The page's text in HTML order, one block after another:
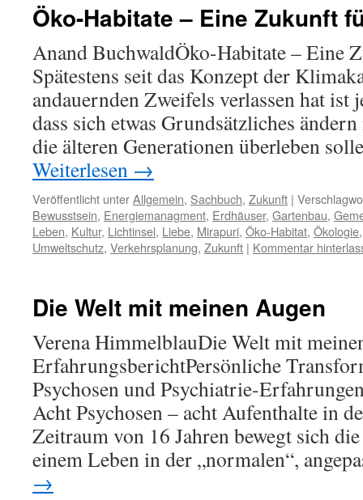
Öko-Habitate – Eine Zukunft
Anand BuchwaldÖko-Habitate – Eine
Spätestens seit das Konzept der
andauernden Zweifels verlassen hat ist
dass sich etwas Grundsätzliches
die älteren Generationen überleben
Weiterlesen →
Veröffentlicht unterAllgemein, Sachbuch, Zukunft |
Bewusstsein, Energiemanagment, Erdhäuser, Gartenbau,
Leben, Kultur, Lichtinsel, Liebe, Mirapuri, Öko-Habitat, Ökologie
Umweltschutz, Verkehrsplanung, Zukunft | Kommentar
Die Welt mit meinen Augen
Verena HimmelblauDie Welt mit
ErfahrungsberichtPersönliche
Psychosen und Psychiatrie-
Acht Psychosen – acht Aufenthalte in
Zeitraum von 16 Jahren bewegt sich
einem Leben in der „normalen“,
→